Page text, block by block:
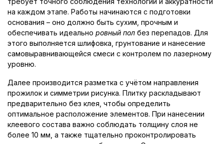
на каждом этапе. Работы начинаются с подготовки
основания – оно должно быть сухим, прочным и
обеспечивать идеально ровный пол без перепадов. Для
этого выполняется шлифовка, грунтование и нанесение
самовыравнивающейся смеси с контролем по лазерному
уровню.
Далее производится разметка с учётом направления
прожилок и симметрии рисунка. Плитку раскладывают
предварительно без клея, чтобы определить
оптимальное расположение элементов. При нанесении
клеевого состава важно соблюдать толщину слоя не
более 10 мм, а также тщательно проконтролировать